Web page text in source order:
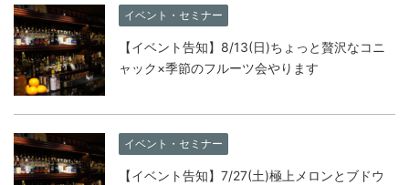
イベント・セミナー
【イベント告知】8/13(日)ちょっと贅沢なコニ
ャック×季節のフルーツ会やります
イベント・セミナー
【イベント告知】7/27(土)極上メロンとブドウ